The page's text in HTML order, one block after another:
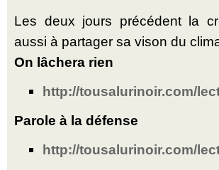
Les deux jours précédent la
aussi à partager sa vison du
On lâchera rien
http://tousalurinoir.com/
Parole à la défense
http://tousalurinoir.com/